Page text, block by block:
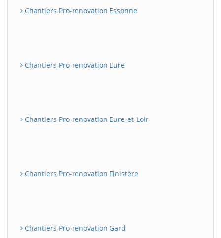
Chantiers Pro-renovation Essonne
Chantiers Pro-renovation Eure
Chantiers Pro-renovation Eure-et-Loir
Chantiers Pro-renovation Finistère
Chantiers Pro-renovation Gard